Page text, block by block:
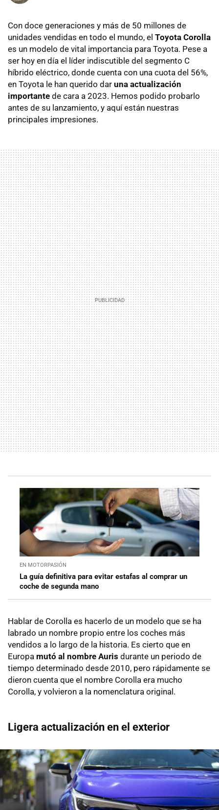
Con doce generaciones y más de 50 millones de
unidades vendidas en todo el mundo, el Toyota Corolla
es un modelo de vital importancia para Toyota. Pese a
ser hoy en día el líder indiscutible del segmento C
híbrido eléctrico, donde cuenta con una cuota del 56%,
en Toyota le han querido dar una actualización
importante de cara a 2023. Hemos podido probarlo
antes de su lanzamiento, y aquí están nuestras
principales impresiones.
EN MOTORPASIÓN
La guía definitiva para evitar estafas al comprar un
coche de segunda mano
Hablar de Corolla es hacerlo de un modelo que se ha
labrado un nombre propio entre los coches más
vendidos a lo largo de la historia. Es cierto que en
Europa mutó al nombre Auris durante un periodo de
tiempo determinado desde 2010, pero rápidamente se
dieron cuenta que el nombre Corolla era mucho
Corolla, y volvieron a la nomenclatura original.
Ligera actualización en el exterior